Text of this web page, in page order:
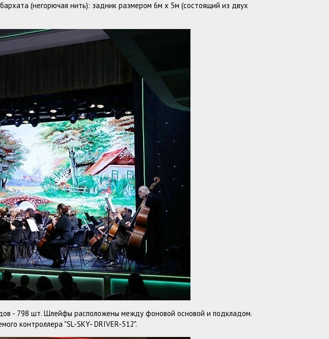
(негорючая нить): задник размером 6м х 5м (состоящий из двух
- 798 шт. Шлейфы расположены между фоновой основой и подкладом.
контроллера "SL-SKY- DRIVER-512".